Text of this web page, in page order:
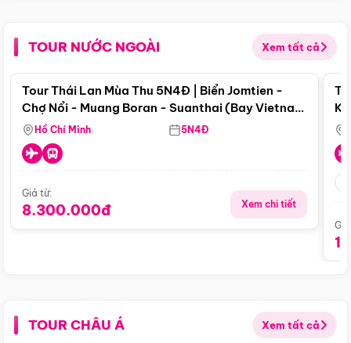
TOUR NƯỚC NGOÀI Xem tất cả
Điểm nổi bật
Tour Thái Lan Mùa Thu 5N4Đ | Biển Jomtien -
Chợ Nổi - Muang Boran - Suanthai (Bay Vietnam
Airlines)
Hồ Chí Minh 5N4Đ
Giá từ:
8.300.000đ Xem chi tiết
TOUR CHÂU Á Xem tất cả
Điểm nổi bật